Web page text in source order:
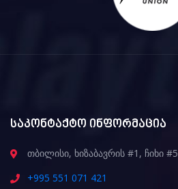
საკონტაქტო ინფორმაცია
თბილისი, ხიზაბავრის #1, ჩიხი #5
+995 551 071 421